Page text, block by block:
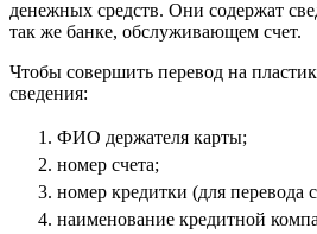
денежных средств. Они содержат
так же банке, обслуживающем счет.
Чтобы совершить перевод на
сведения:
ФИО держателя карты;
номер счета;
номер кредитки (для перевода
наименование кредитной